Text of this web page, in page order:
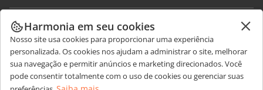
Docs
DocSpace
Workspace
Conectores
COLABORAR
Para colaboradores
Para tradutores
Para influenciadores
RECEBA NOTÍCIAS
Blog
OBTER AJUDA
Harmonia em seu cookies
Nosso site usa cookies para proporcionar uma experiência
personalizada. Os cookies nos ajudam a administrar o site, melhorar
sua navegação e permitir anúncios e marketing direcionados. Você
pode consentir totalmente com o uso de cookies ou gerenciar suas